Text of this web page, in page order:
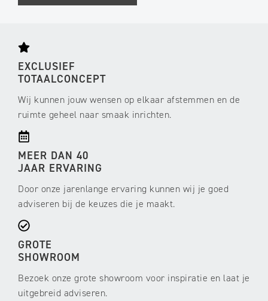
EXCLUSIEF
TOTAALCONCEPT
Wij kunnen jouw wensen op elkaar afstemmen en de
ruimte geheel naar smaak inrichten.
MEER DAN 40
JAAR ERVARING
Door onze jarenlange ervaring kunnen wij je goed
adviseren bij de keuzes die je maakt.
GROTE
SHOWROOM
Bezoek onze grote showroom voor inspiratie en laat je
uitgebreid adviseren.